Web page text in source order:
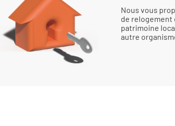
Nous vous
de relogement
patrimoine
autre